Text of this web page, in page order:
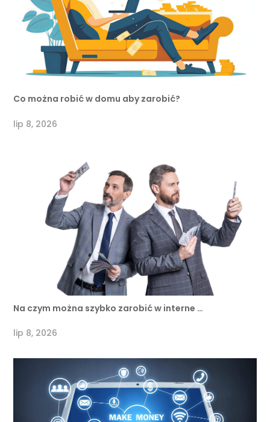
Co można robić w domu aby zarobić?
lip 8, 2026
Na czym można szybko zarobić w interne …
lip 8, 2026